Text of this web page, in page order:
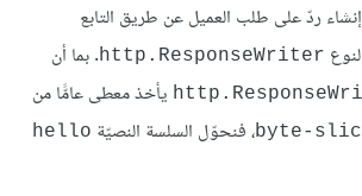
http.ResponseWriter. بما أن
يأخذ معطى عامًّا من
byte-، فنحوّل السلسة النصيّة hello